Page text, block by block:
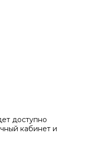
доступно
кабинет и